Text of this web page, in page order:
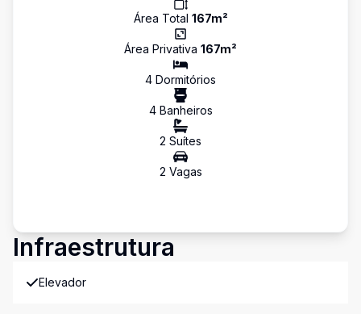
Área Total 167m²
Área Privativa 167m²
4 Dormitórios
4Banheiros
2 Suítes
2 Vagas
Infraestrutura
Elevador